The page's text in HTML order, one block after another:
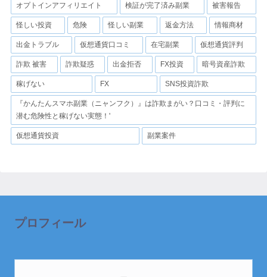
オプトインアフィリエイト 検証が完了済み副業 被害報告
怪しい投資 危険 怪しい副業 返金方法 情報商材
出金トラブル 仮想通貨口コミ 在宅副業 仮想通貨評判
詐欺 被害 詐欺疑惑 出金拒否 FX投資 暗号資産詐欺
稼げない FX SNS投資詐欺
『かんたんスマホ副業（ニャンフク）』は詐欺まがい？口コミ・評判に
潜む危険性と稼げない実態！'
仮想通貨投資 副業案件
プロフィール